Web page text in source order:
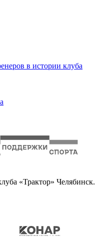
в истории клуба
«Трактор» Челябинск.